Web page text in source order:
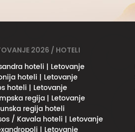
2026 / HOTELI
hoteli | Letovanje
hoteli | Letovanje
hoteli | Letovanje
regija | Letovanje
regija hoteli
/ Kavala hoteli | Letovanje